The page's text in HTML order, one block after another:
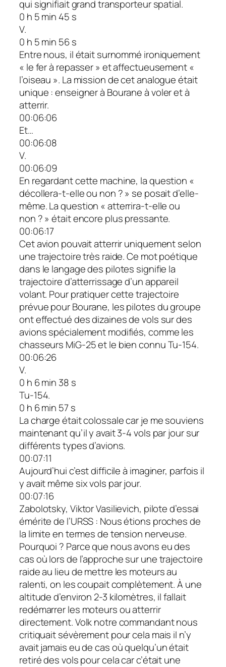
qui signifiait grand transporteur spatial.
0 h 5 min 45 s
V.
0 h 5 min 56 s
Entre nous, il était surnommé ironiquement
« le fer à repasser » et affectueusement «
l’oiseau ». La mission de cet analogue était
unique : enseigner à Bourane à voler et à
atterrir.
00:06:06
Et…
00:06:08
V.
00:06:09
En regardant cette machine, la question «
décollera-t-elle ou non ? » se posait d’elle-
même. La question « atterrira-t-elle ou
non ? » était encore plus pressante.
00:06:17
Cet avion pouvait atterrir uniquement selon
une trajectoire très raide. Ce mot poétique
dans le langage des pilotes signifie la
trajectoire d’atterrissage d’un appareil
volant. Pour pratiquer cette trajectoire
prévue pour Bourane, les pilotes du groupe
ont effectué des dizaines de vols sur des
avions spécialement modifiés, comme les
chasseurs MiG-25 et le bien connu Tu-154.
00:06:26
V.
0 h 6 min 38 s
Tu-154.
0 h 6 min 57 s
La charge était colossale car je me souviens
maintenant qu’il y avait 3-4 vols par jour sur
différents types d’avions.
00:07:11
Aujourd’hui c’est difficile à imaginer, parfois il
y avait même six vols par jour.
00:07:16
Zabolotsky, Viktor Vasilievich, pilote d’essai
émérite de l’URSS : Nous étions proches de
la limite en termes de tension nerveuse.
Pourquoi ? Parce que nous avons eu des
cas où lors de l’approche sur une trajectoire
raide au lieu de mettre les moteurs au
ralenti, on les coupait complètement. À une
altitude d’environ 2-3 kilomètres, il fallait
redémarrer les moteurs ou atterrir
directement. Volk notre commandant nous
critiquait sévèrement pour cela mais il n’y
avait jamais eu de cas où quelqu’un était
retiré des vols pour cela car c’était une